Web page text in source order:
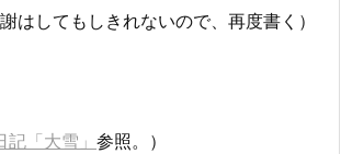
はしてもしきれないので、再度書く）
「大雪」 参照。）